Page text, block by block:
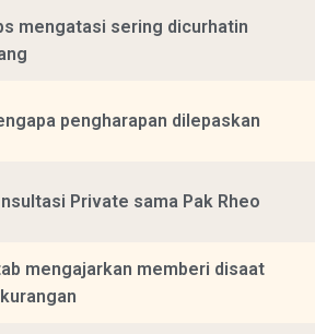
mengatasi sering dicurhatin
pengharapan dilepaskan
Private sama Pak Rheo
mengajarkan memberi disaat